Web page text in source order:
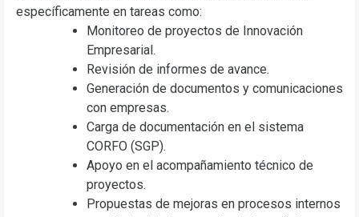
específicamente en tareas como:
Monitoreo de proyectos de Innovación
Empresarial.
Revisión de informes de avance.
Generación de documentos y comunicaciones
con empresas.
Carga de documentación en el sistema
CORFO (SGP).
Apoyo en el acompañamiento técnico de
proyectos.
Propuestas de mejoras en procesos internos